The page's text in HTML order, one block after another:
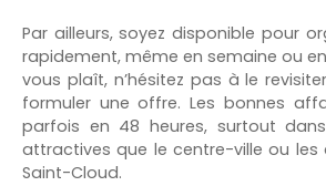
Par ailleurs, soyez disponible pour
rapidement, même en semaine ou
vous plaît, n’hésitez pas à le
formuler une offre. Les bonnes
parfois en 48 heures, surtout
attractives que le centre-ville ou
Saint-Cloud.